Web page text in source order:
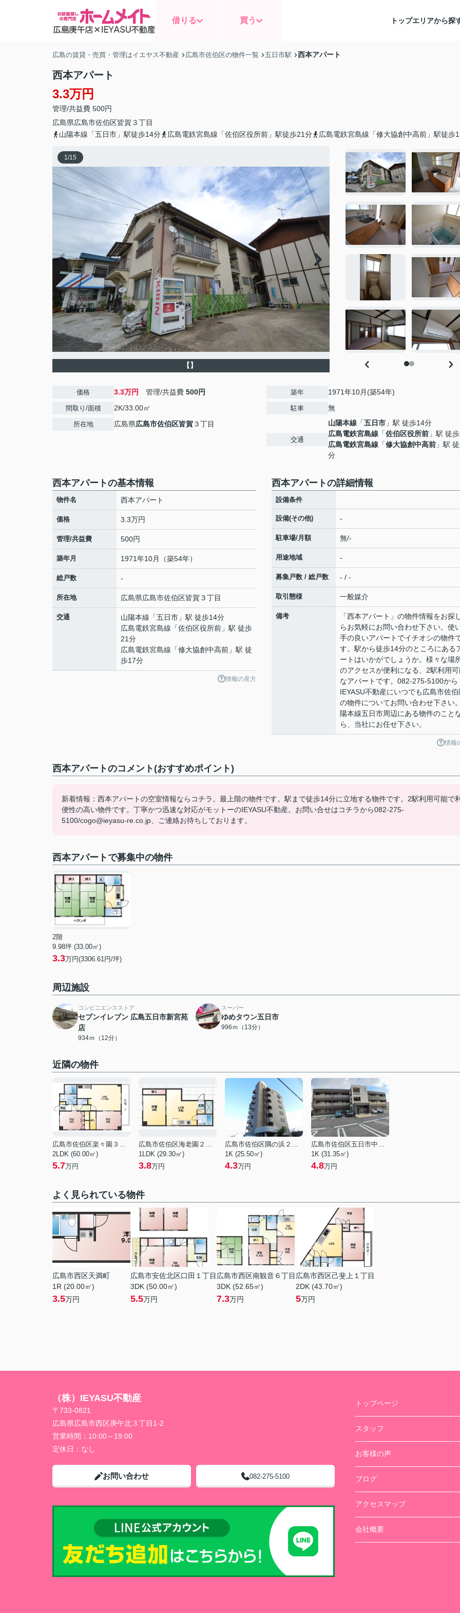
借りる 買う トップエリアから探
広島の賃貸・売買・管理はイエヤス不動産 広島市佐伯区の物件一覧 五日市駅 西本アパート
西本アパート
3.3万円
管理/共益費 500円
広島県広島市佐伯区皆賀 ３丁目
山陽本線「五日市」駅徒歩14分
広島電鉄宮島線「佐伯区役所前」駅徒歩21分 広島電鉄宮島線「修大協創中高前」駅徒歩
1/15
【】
価格 3.3万円 管理/共益費 500円
間取り/面積 2K/33.00㎡
所在地 広島県広島市佐伯区皆賀３丁目
築年 1971年10月(築54年)
駐車 無
交通
山陽本線 「五日市 」駅 徒歩14分
広島電鉄宮島線 「佐伯区役所前 」駅 徒
広島電鉄宮島線 「修大協創中高前 」駅
分
西本アパートの基本情報
物件名 西本アパート
価格 3.3万円
管理/共益費 500円
築年月 1971年10月（築54年）
総戸数 -
所在地 広島県広島市佐伯区皆賀 ３丁目
交通 山陽本線 「五日市 」駅 徒歩14分
広島電鉄宮島線 「佐伯区役所前 」駅 徒歩
21分
広島電鉄宮島線 「修大協創中高前 」駅 徒
歩17分
情報の見方
西本アパートの詳細情報
設備条件
設備(その他) -
駐車場/月額 無/-
用途地域 -
募集戸数 / 総戸数 - / -
取引態様 一般媒介
備考
「西本アパート」の物件情報をお探
らお気軽にお問い合わせ下さい。使
手の良いアパートでイチオシの物件
す。駅から徒歩14分のところにある
ートはいかがでしょうか。様々な場
のアクセスが便利になる、2駅利用
なアパートです。082-275-5100から
IEYASU不動産にいつでも広島市佐伯
の物件についてお問い合わせ下さい
陽本線五日市周辺にある物件のこと
ら、当社にお任せ下さい。
情報
西本アパートのコメント(おすすめポイント)
新着情報：西本アパートの空室情報ならコチラ。最上階の物件です。駅まで徒歩14分に立地する物件です。2駅利用可能で利
便性の高い物件です。丁寧かつ迅速な対応がモットーのIEYASU不動産。お問い合せはコチラから082-275-
5100/cogo@ieyasu-re.co.jp、ご連絡お待ちしております。
西本アパートで募集中の物件
2階
9.98坪 (33.00㎡)
3.3万円(3306.61円/坪)
周辺施設
コンビニエンスストア
セブンイレブン 広島五日市新宮苑
店
934ｍ（12分）
スーパー
ゆめタウン五日市
996ｍ（13分）
近隣の物件
広島市佐伯区楽々園３丁目
2LDK (60.00㎡)
5.7万円
広島市佐伯区海老園２丁目
1LDK (29.30㎡)
3.8万円
広島市佐伯区隅の浜２丁目
1K (25.50㎡)
4.3万円
広島市佐伯区五日市中央７丁目
1K (31.35㎡)
4.8万円
よく見られている物件
広島市西区天満町
1R (20.00㎡)
3.5万円
広島市安佐北区口田１丁目
3DK (50.00㎡)
5.5万円
広島市西区南観音６丁目
3DK (52.65㎡)
7.3万円
広島市西区己斐上１丁目
2DK (43.70㎡)
5万円
（株）IEYASU不動産
〒733-0821
広島県広島市西区庚午北３丁目1-2
営業時間： 10:00～19:00
定休日： なし
お問い合わせ 082-275-5100
トップページ
スタッフ
お客様の声
ブログ
アクセスマップ
会社概要